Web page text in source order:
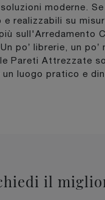
moderne.
e realizzabili su
sull'Arredamento
po’ librerie, un
Pareti Attrezzate
luogo pratico e
il